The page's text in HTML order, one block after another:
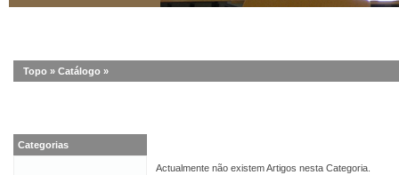
Topo » Catálogo »
Actualmente não existem Artigos nesta Categoria.
Categorias